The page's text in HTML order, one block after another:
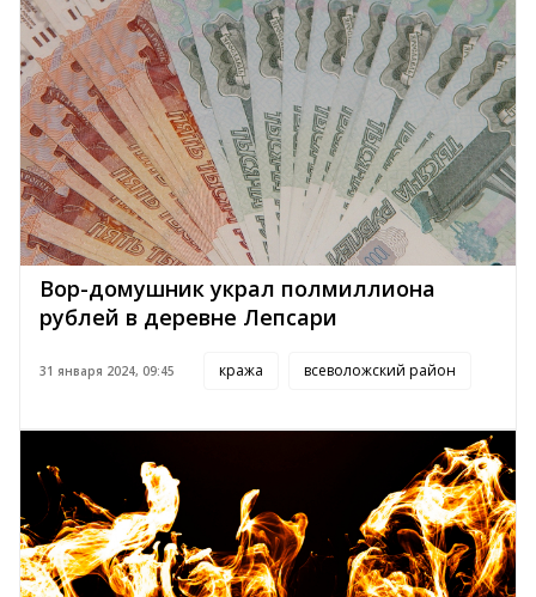
Вор-домушник украл полмиллиона
рублей в деревне Лепсари
31 января 2024, 09:45 кража всеволожский район